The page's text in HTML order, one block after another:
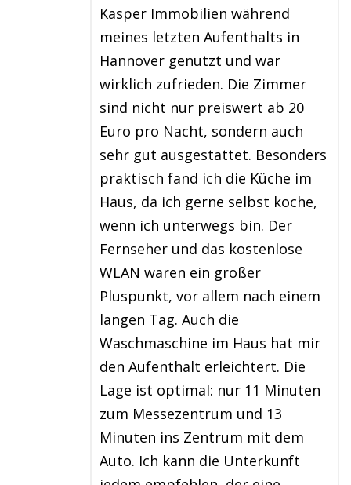
Kasper Immobilien während
meines letzten Aufenthalts in
Hannover genutzt und war
wirklich zufrieden. Die Zimmer
sind nicht nur preiswert ab 20
Euro pro Nacht, sondern auch
sehr gut ausgestattet. Besonders
praktisch fand ich die Küche im
Haus, da ich gerne selbst koche,
wenn ich unterwegs bin. Der
Fernseher und das kostenlose
WLAN waren ein großer
Pluspunkt, vor allem nach einem
langen Tag. Auch die
Waschmaschine im Haus hat mir
den Aufenthalt erleichtert. Die
Lage ist optimal: nur 11 Minuten
zum Messezentrum und 13
Minuten ins Zentrum mit dem
Auto. Ich kann die Unterkunft